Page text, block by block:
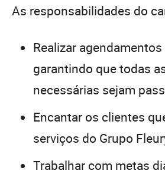
As responsabilidades do
Realizar
garantindo que todas
necessárias sejam
Encantar os clientes
serviços do Grupo
Trabalhar com metas